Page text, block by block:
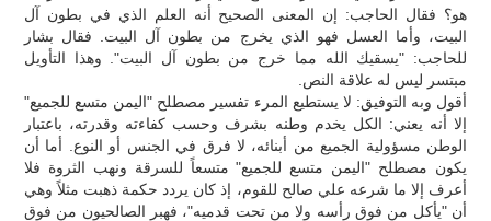
هو؟ فقال الحاجب: إن المعنى الصحيح أنه العلم الذي في بطون آل
البيت، وأما العسل فهو الذي يخرج من بطون آل البيت. فقال بشار
للحاجب: "يسقيك الله مما خرج من بطون آل البيت". وهذا التأويل
مبتسر ليس له علاقة النص.
أقول وبه التوفيق: لا يستطيع المرء تفسير مصطلح "اليمن متسع للجميع"
إلا أنه يعني: الكل يخدم وطنه بشرف وحسب كفاءته وقدرته، باعتبار
الوطن مسؤولية الجميع من أبنائه، لا فرق في الجنس أو النوع. أما أن
يكون مصطلح "اليمن متسع للجميع" متسعاً للسرقة ونهب الثروة فلا
أعرف إلا ما شرعه علي صالح للقوم، إذ كان يردد حكمة ذهبت مثلاً وهي
أن "يأكل من فوق رأسه ولا من تحت قدميه"، فهبر الصالحيون من فوق